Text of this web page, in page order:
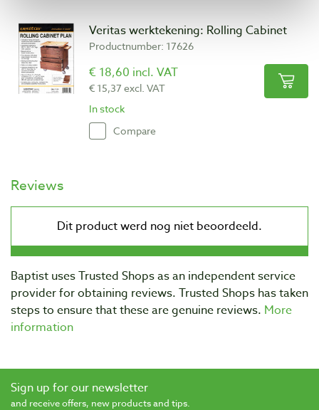
Veritas werktekening: Rolling Cabinet
Productnumber: 17626
€ 18,60 incl. VAT
€ 15,37 excl. VAT
In stock
Compare
Reviews
Baptist uses Trusted Shops as an independent service
provider for obtaining reviews. Trusted Shops has taken
steps to ensure that these are genuine reviews. More
information
Sign up for our newsletter
and receive offers, new products and tips.